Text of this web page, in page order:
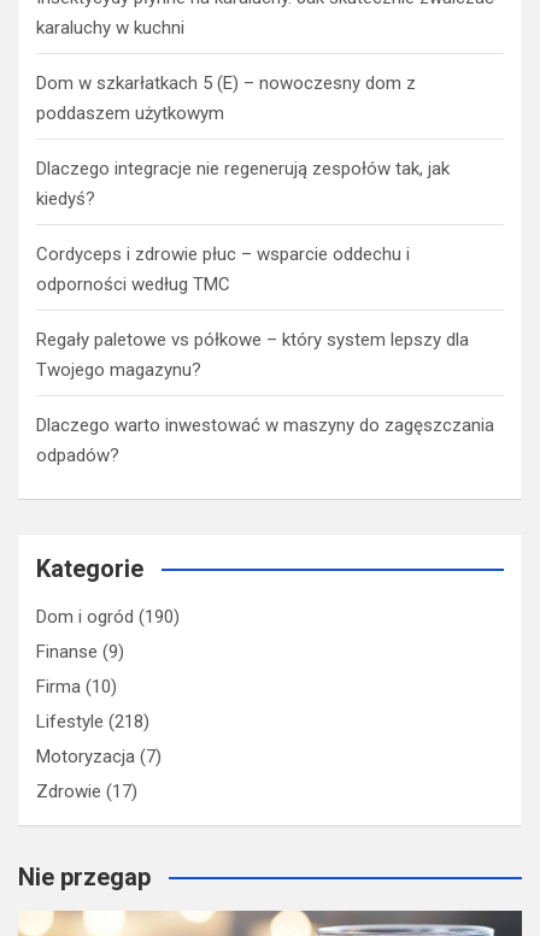
karaluchy w kuchni
Dom w szkarłatkach 5 (E) – nowoczesny dom z
poddaszem użytkowym
Dlaczego integracje nie regenerują zespołów tak, jak
kiedyś?
Cordyceps i zdrowie płuc – wsparcie oddechu i
odporności według TMC
Regały paletowe vs półkowe – który system lepszy dla
Twojego magazynu?
Dlaczego warto inwestować w maszyny do zagęszczania
odpadów?
Kategorie
Dom i ogród (190)
Finanse (9)
Firma (10)
Lifestyle (218)
Motoryzacja (7)
Zdrowie (17)
Nie przegap